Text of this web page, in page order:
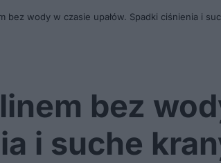
bez wody w czasie upałów. Spadki ciśnienia i
bez
i suche